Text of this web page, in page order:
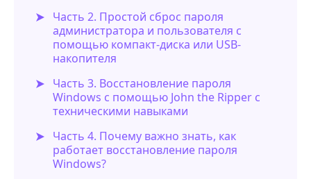
Часть 2. Простой сброс пароля
администратора и пользователя с
помощью компакт-диска или USB-
накопителя
Часть 3. Восстановление пароля
Windows с помощью John the Ripper с
техническими навыками
Часть 4. Почему важно знать, как
работает восстановление пароля
Windows?